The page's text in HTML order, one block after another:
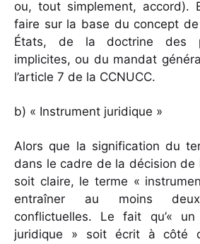
ou, tout simplement, accord).
faire sur la base du concept
États, de la doctrine des
implicites, ou du mandat
l’article 7 de la CCNUCC.
b) « Instrument juridique »
Alors que la signification du
dans le cadre de la décision de
soit claire, le terme «
entraîner au moins deux
conflictuelles. Le fait qu’«
juridique » soit écrit à côté